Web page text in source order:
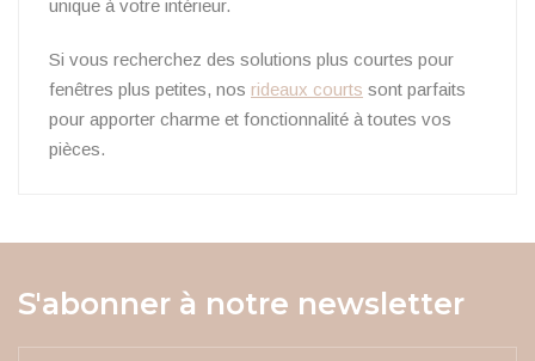
unique à votre intérieur.
Si vous recherchez des solutions plus courtes pour
fenêtres plus petites, nos rideaux courts sont parfaits
pour apporter charme et fonctionnalité à toutes vos
pièces.
S'abonner à notre newsletter